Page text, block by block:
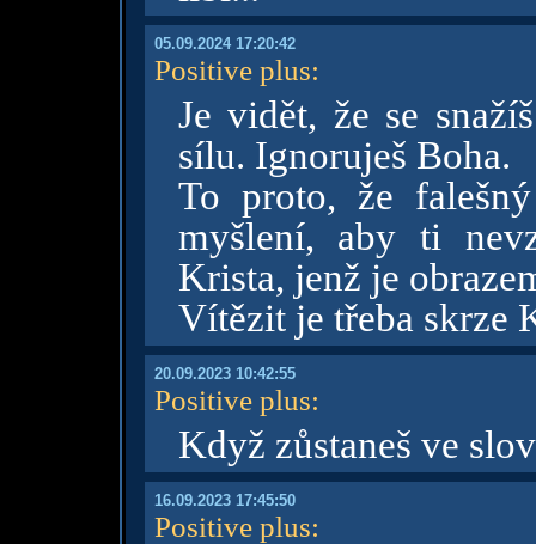
05.09.2024 17:20:42
Positive plus:
Je vidět, že se
sílu. Ignoruješ Boha.
To proto, že
myšlení, aby ti
Krista, jenž je
Vítězit je třeba skrze
20.09.2023 10:42:55
Positive plus:
Když zůstaneš ve
16.09.2023 17:45:50
Positive plus: